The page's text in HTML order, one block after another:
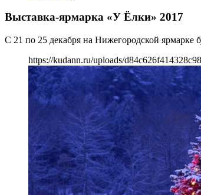
Выставка-ярмарка «У Ёлки» 2017
С 21 по 25 декабря на Нижегородской ярмарке
https://kudann.ru/uploads/